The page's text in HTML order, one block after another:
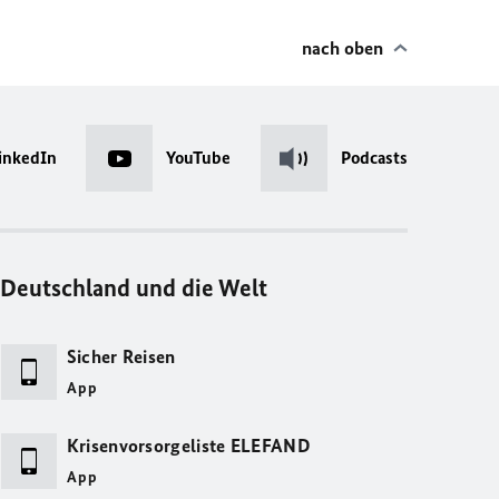
nach oben
YouTube Podcasts
Deutschland und die Welt
Sicher Reisen
App
Krisenvorsorgeliste ELEFAND
App